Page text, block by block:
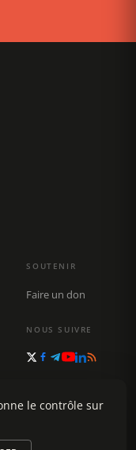
SOUTENIR
Faire un don
NOUS SUIVRE
le contrôle sur